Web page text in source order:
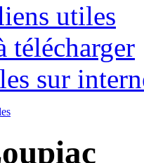
utiles
télécharger
sur